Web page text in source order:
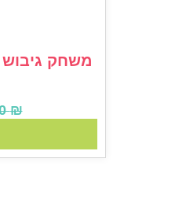
משחק גיבוש
₪